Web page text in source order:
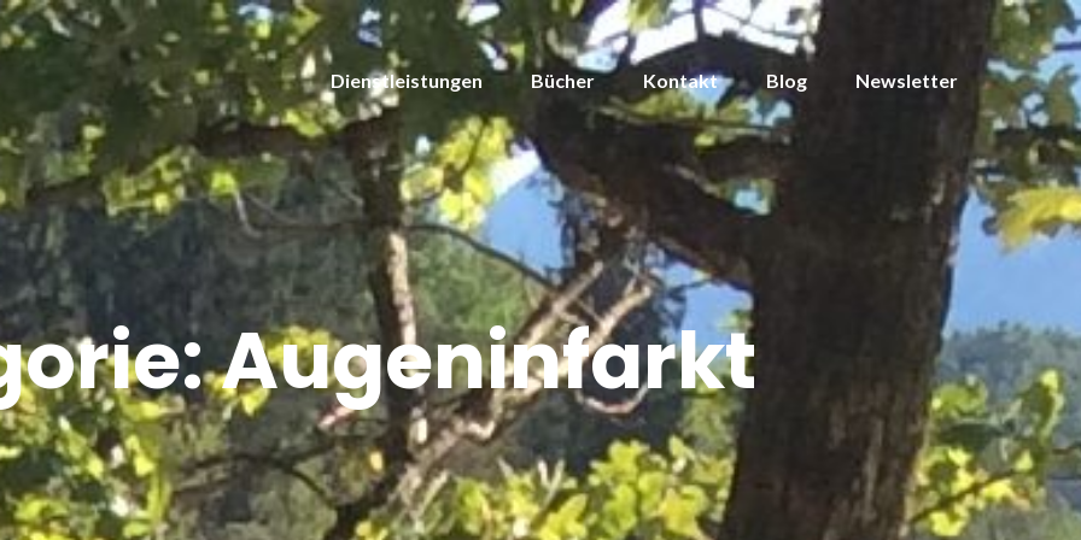
Dienstleistungen Bücher Kontakt Blog Newsletter
Augeninfarkt